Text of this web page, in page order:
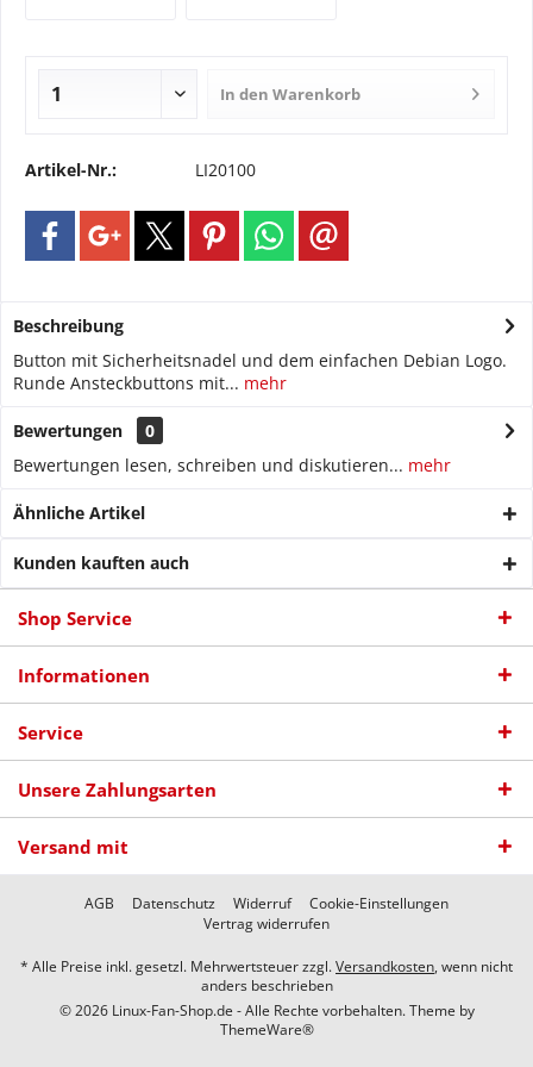
In den Warenkorb
Artikel-Nr.: LI20100
Beschreibung
Button mit Sicherheitsnadel und dem einfachen Debian Logo.
Runde Ansteckbuttons mit... mehr
Bewertungen
0
Bewertungen lesen, schreiben und diskutieren... mehr
Ähnliche Artikel
Kunden kauften auch
Shop Service
Informationen
Service
Unsere Zahlungsarten
Versand mit
AGB Datenschutz Widerruf
Cookie-Einstellungen
Vertrag widerrufen
* Alle Preise inkl. gesetzl. Mehrwertsteuer zzgl.Versandkosten, wenn nicht
anders beschrieben
© 2026 Linux-Fan-Shop.de - Alle Rechte vorbehalten. Theme by
ThemeWare®